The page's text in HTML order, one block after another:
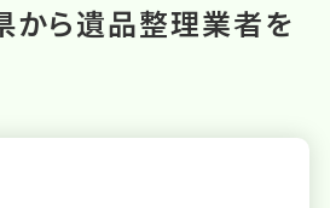
から遺品整理業者を